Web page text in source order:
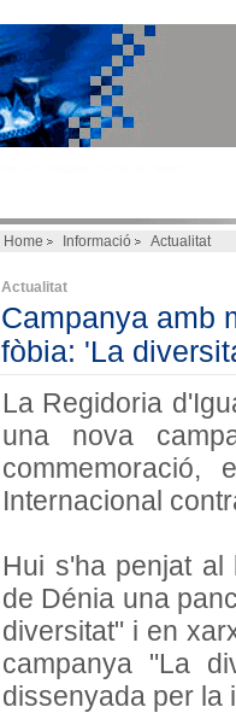
Home Informació Actualitat
Actualitat
Campanya amb
fòbia: 'La
La Regidoria
una nova
Internacional
Hui s'ha penjat al
de Dénia una
diversitat" i en
campanya "La
dissenyada per la